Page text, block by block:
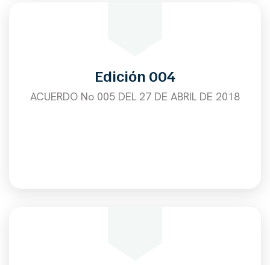
Edición 004
ACUERDO No 005 DEL 27 DE ABRIL DE 2018